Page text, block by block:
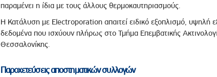
παραμένει η ίδια με τους άλλους θερμοκαυτηριασμούς.
Η Κατάλυση με Electroporation απαιτεί ειδικό εξοπλισμό, υψηλή
δεδομένα που ισχύουν πλήρως στο Τμήμα Επεμβατικής
Θεσσαλονίκης.
Παροχετεύσεις αποστηματικών συλλογών